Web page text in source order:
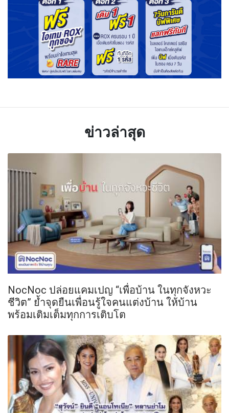
ข่าวล่าสุด
NocNoc ปล่อยแคมเปญ “เพื่อบ้าน ในทุกจังหวะ
ชีวิต” ย้ำจุดยืนเพื่อนรู้ใจคนแต่งบ้าน ให้บ้าน
พร้อมเติมเต็มทุกการเติบโต